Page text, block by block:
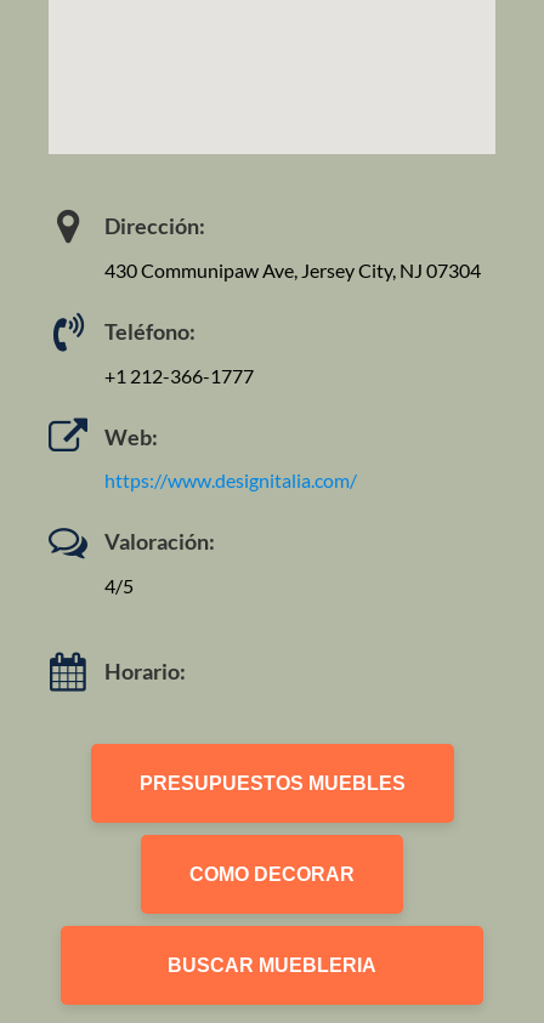
Dirección:
430 Communipaw Ave, Jersey City, NJ 07304
Teléfono:
+1 212-366-1777
Web:
https://www.designitalia.com/
Valoración:
4/5
Horario:
PRESUPUESTOS MUEBLES
COMO DECORAR
BUSCAR MUEBLERIA